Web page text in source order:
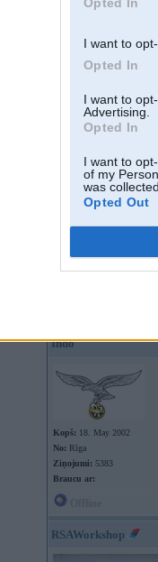
I want to
Opted In
I want to
Advertising.
Opted In
I want to
of my
was collected.
Opted Out
Indo
Kopš: 18. May 2002
No: Rīga
Ziņojumi: 5383
Braucu ar:
RSAWorkshop